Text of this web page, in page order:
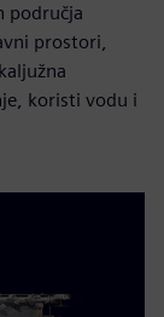
područja
prostori,
koristi vodu i